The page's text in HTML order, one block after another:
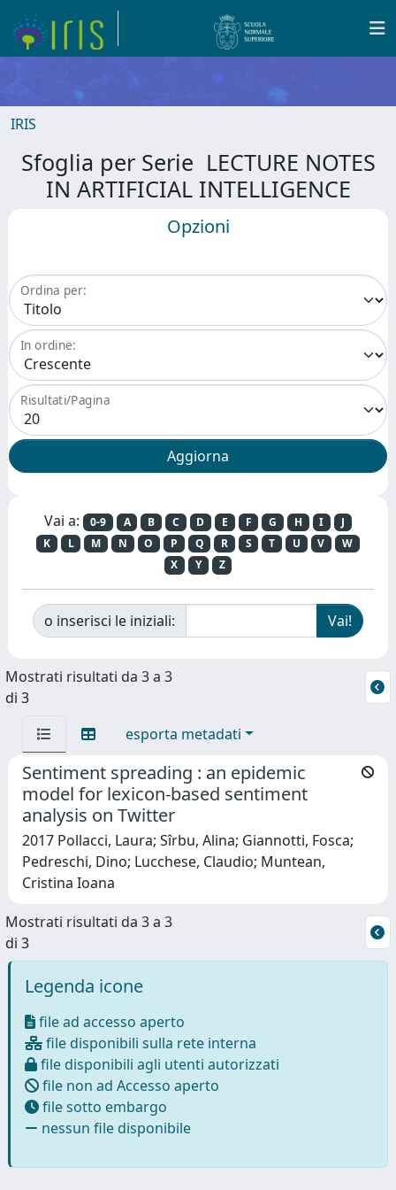
IRIS
Sfoglia per Serie LECTURE NOTES
IN ARTIFICIAL INTELLIGENCE
Opzioni
Ordina per:
In ordine:
Risultati/Pagina
Vai a: 0-9 A B C D E F G H I
J
K
L M N O P Q R S T U V
W
X
Y Z
o inserisci le iniziali:
Mostrati risultati da 3 a 3
di 3
esporta metadati
Sentiment spreading : an epidemic
model for lexicon-based sentiment
analysis on Twitter
2017 Pollacci, Laura; Sîrbu, Alina; Giannotti, Fosca;
Pedreschi, Dino; Lucchese, Claudio; Muntean,
Cristina Ioana
Mostrati risultati da 3 a 3
di 3
Legenda icone
file ad accesso aperto
file disponibili sulla rete interna
file disponibili agli utenti autorizzati
file non ad Accesso aperto
file sotto embargo
nessun file disponibile